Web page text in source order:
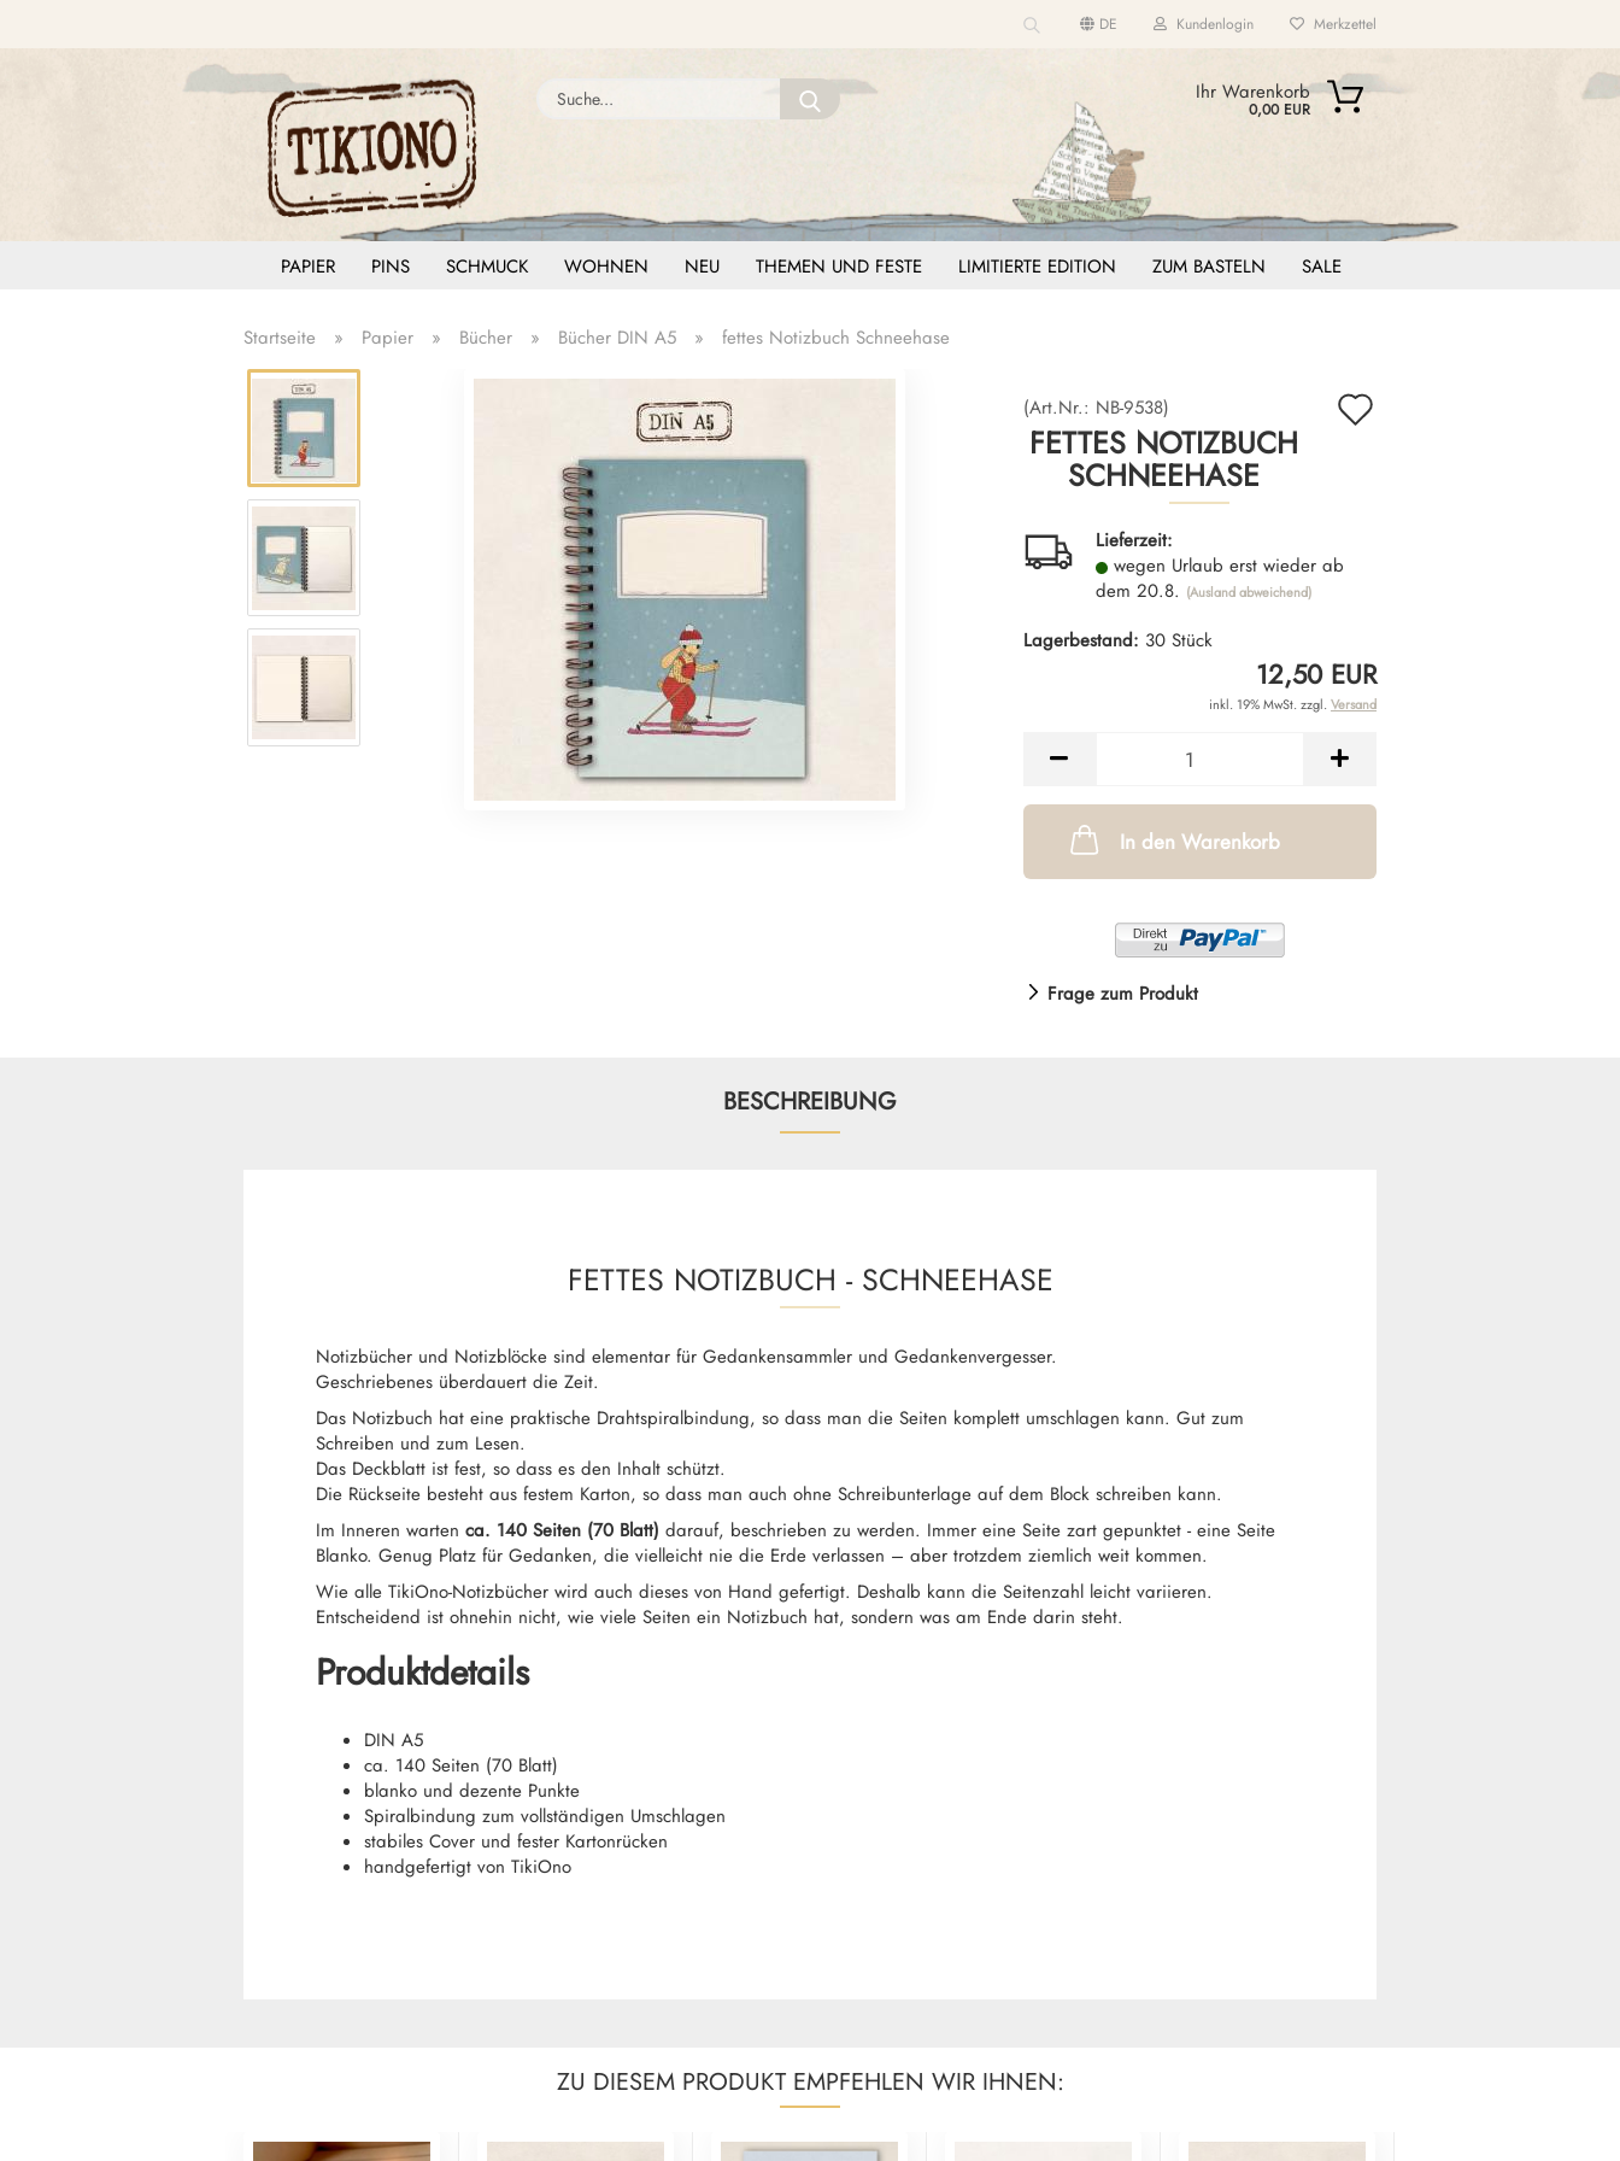
DE
Sprache auswählen
Kundenlogin
Passwort
Passwort vergessen?
Merkzettel
Suche... Ihr Warenkorb
0,00 EUR
PAPIER PINS SCHMUCK WOHNEN NEU THEMEN UND FESTE LIMITIERTE EDITION ZUM BASTELN SALE
Startseite » Papier » Bücher » Bücher DIN A5 » fettes Notizbuch Schneehase
(Art.Nr.: NB-9538)
FETTES NOTIZBUCH
SCHNEEHASE
Lieferzeit:
wegen Urlaub erst wieder ab
dem 20.8. (Ausland abweichend)
Lagerbestand: 30 Stück
12,50 EUR
inkl. 19% MwSt. zzgl. Versand
In den Warenkorb
Frage zum Produkt
BESCHREIBUNG
FETTES NOTIZBUCH - SCHNEEHASE
Notizbücher und Notizblöcke sind elementar für Gedankensammler und Gedankenvergesser.
Geschriebenes überdauert die Zeit.
Das Notizbuch hat eine praktische Drahtspiralbindung, so dass man die Seiten komplett umschlagen kann. Gut zum
Schreiben und zum Lesen.
Das Deckblatt ist fest, so dass es den Inhalt schützt.
Die Rückseite besteht aus festem Karton, so dass man auch ohne Schreibunterlage auf dem Block schreiben kann.
Im Inneren warten ca. 140 Seiten (70 Blatt) darauf, beschrieben zu werden. Immer eine Seite zart gepunktet - eine Seite
Blanko. Genug Platz für Gedanken, die vielleicht nie die Erde verlassen – aber trotzdem ziemlich weit kommen.
Wie alle TikiOno-Notizbücher wird auch dieses von Hand gefertigt. Deshalb kann die Seitenzahl leicht variieren.
Entscheidend ist ohnehin nicht, wie viele Seiten ein Notizbuch hat, sondern was am Ende darin steht.
Produktdetails
DIN A5
ca. 140 Seiten (70 Blatt)
blanko und dezente Punkte
Spiralbindung zum vollständigen Umschlagen
stabiles Cover und fester Kartonrücken
handgefertigt von TikiOno
ZU DIESEM PRODUKT EMPFEHLEN WIR IHNEN: